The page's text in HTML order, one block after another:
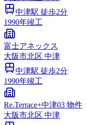
中津駅 徒歩2分
1990年竣工
富士アネックス
大阪市北区 中津
中津駅 徒歩2分
1990年竣工
Re.Terrace+中津03 物件
大阪市北区 中津